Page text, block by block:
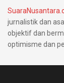
jurnalistik dan
objektif dan
optimisme dan